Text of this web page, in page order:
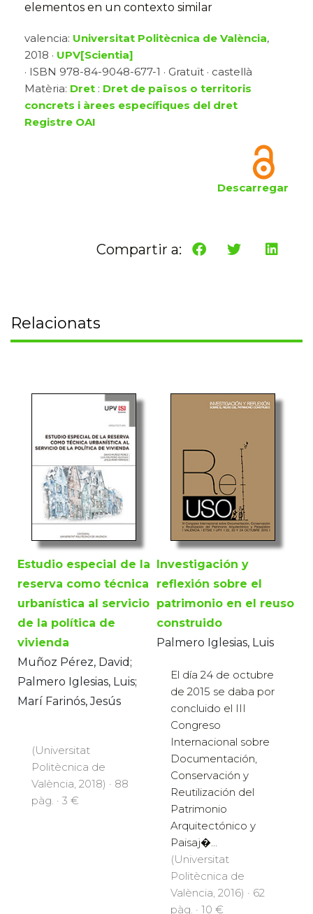
elementos en un contexto similar
valencia: Universitat Politècnica de València,
2018 · UPV[Scientia]
· ISBN 978-84-9048-677-1 · Gratuït · castellà
Matèria: Dret : Dret de països o territoris
concrets i àrees específiques del dret
Registre OAI
Descarregar
Compartir a:
Relacionats
Estudio especial de la
reserva como técnica
urbanística al servicio
de la política de
vivienda
Muñoz Pérez, David;
Palmero Iglesias, Luis;
Marí Farinós, Jesús
(Universitat
Politècnica de
València, 2018) · 88
pàg. · 3 €
Investigación y
reflexión sobre el
patrimonio en el reuso
construido
Palmero Iglesias, Luis
El día 24 de octubre
de 2015 se daba por
concluido el III
Congreso
Internacional sobre
Documentación,
Conservación y
Reutilización del
Patrimonio
Arquitectónico y
Paisaj�...
(Universitat
Politècnica de
València, 2016) · 62
pàg. · 10 €